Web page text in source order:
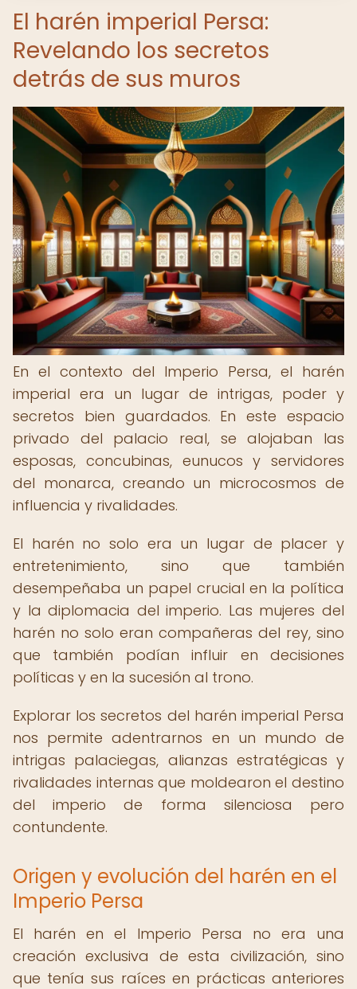
El harén imperial Persa:
Revelando los secretos
detrás de sus muros
En el contexto del Imperio Persa, el harén
imperial era un lugar de intrigas, poder y
secretos bien guardados. En este espacio
privado del palacio real, se alojaban las
esposas, concubinas, eunucos y servidores
del monarca, creando un microcosmos de
influencia y rivalidades.
El harén no solo era un lugar de placer y
entretenimiento, sino que también
desempeñaba un papel crucial en la política
y la diplomacia del imperio. Las mujeres del
harén no solo eran compañeras del rey, sino
que también podían influir en decisiones
políticas y en la sucesión al trono.
Explorar los secretos del harén imperial Persa
nos permite adentrarnos en un mundo de
intrigas palaciegas, alianzas estratégicas y
rivalidades internas que moldearon el destino
del imperio de forma silenciosa pero
contundente.
Origen y evolución del harén en el
Imperio Persa
El harén en el Imperio Persa no era una
creación exclusiva de esta civilización, sino
que tenía sus raíces en prácticas anteriores